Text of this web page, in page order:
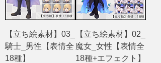
【立ち絵素材】03_
騎士_男性【表情全
18種】
【立ち絵素材】02_
魔女_女性【表情全
18種+エフェクト】